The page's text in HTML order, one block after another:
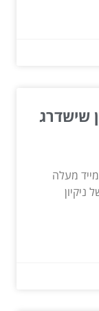
שישדרג
מעלה